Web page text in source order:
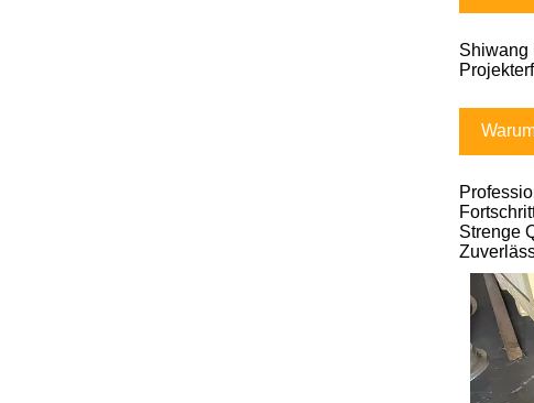
Shiwang
Strenge